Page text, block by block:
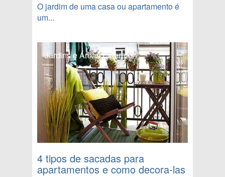
O jardim de uma casa ou apartamento é
um...
Jardins e Áreas Externas
4 tipos de sacadas para
apartamentos e como decora-las